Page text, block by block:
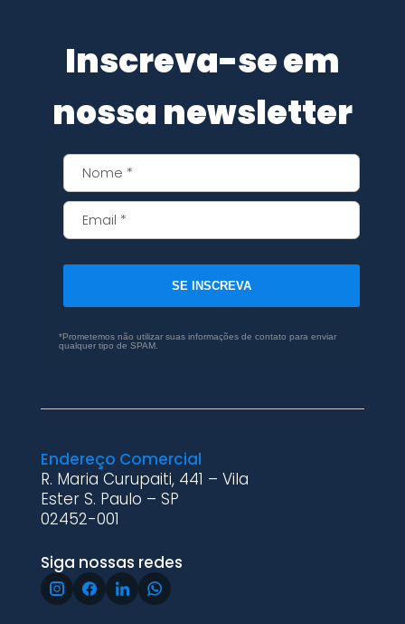
Inscreva-se em
nossa newsletter
SE INSCREVA
*Prometemos não utilizar suas informações de contato para enviar
qualquer tipo de SPAM.
Endereço Comercial
R. Maria Curupaiti, 441 – Vila
Ester S. Paulo – SP
02452-001
Siga nossas redes